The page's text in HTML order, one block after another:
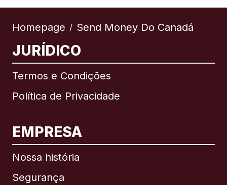
Homepage / Send Money Do Canadá
JURÍDICO
Termos e Condições
Política de Privacidade
EMPRESA
Nossa história
Segurança